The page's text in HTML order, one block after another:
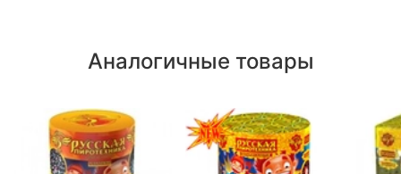
Аналогичные товары